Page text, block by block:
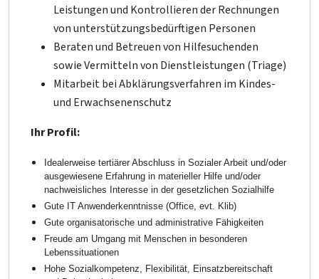
Leistungen und Kontrollieren der Rechnungen
von unterstützungsbedürftigen Personen
Beraten und Betreuen von Hilfesuchenden
sowie Vermitteln von Dienstleistungen (Triage)
Mitarbeit bei Abklärungsverfahren im Kindes-
und Erwachsenenschutz
Ihr Profil:
Idealerweise tertiärer Abschluss in Sozialer Arbeit und/oder
ausgewiesene Erfahrung in materieller Hilfe und/oder
nachweisliches Interesse in der gesetzlichen Sozialhilfe
Gute IT Anwenderkenntnisse (Office, evt. Klib)
Gute organisatorische und administrative Fähigkeiten
Freude am Umgang mit Menschen in besonderen
Lebenssituationen
Hohe Sozialkompetenz, Flexibilität, Einsatzbereitschaft